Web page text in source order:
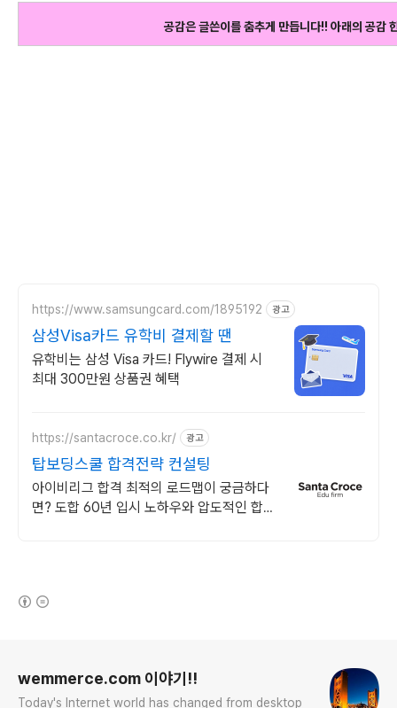
공감은 글쓴이를 춤추게 만듭니다!! 아래의 공감
https://www.samsungcard.com/1895192 광고
삼성Visa카드 유학비 결제할 땐
유학비는 삼성 Visa 카드! Flywire 결제 시
최대 300만원 상품권 혜택
https://santacroce.co.kr/ 광고
탑보딩스쿨 합격전략 컨설팅
아이비리그 합격 최적의 로드맵이 궁금하다
면? 도합 60년 입시 노하우와 압도적인 합격
wemmerce.com 이야기!!
Today's Internet world has changed from desktop